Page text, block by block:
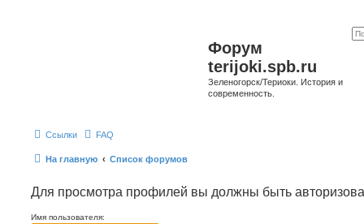
Форум
terijoki.spb.ru
Зеленогорск/Териоки. История и
современность.
Ссылки FAQ
На главную Список форумов
Для просмотра профилей вы должны быть
Имя пользователя: